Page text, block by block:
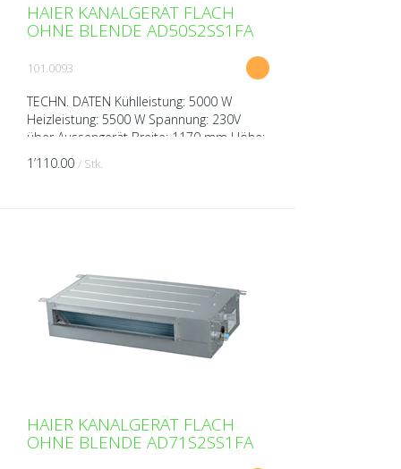
HAIER KANALGERÄT FLACH
OHNE BLENDE AD50S2SS1FA
101.0093
TECHN. DATEN Kühlleistung: 5000 W
Heizleistung: 5500 W Spannung: 230V
über Aussengerät Breite: 1170 mm Höhe:
185 mm Tiefe: 420 mm Gewicht: 22 kg
Schalldruckpegel ( bei 1m...
1’110.00 / Stk.
HAIER KANALGERÄT FLACH
OHNE BLENDE AD71S2SS1FA